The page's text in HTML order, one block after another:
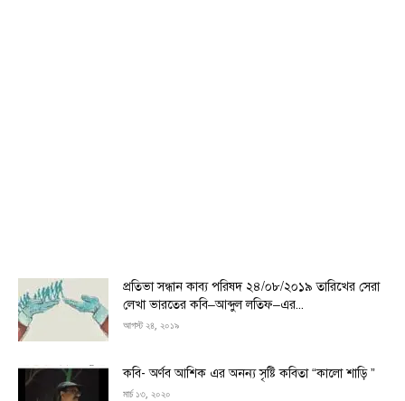
প্রতিভা সন্ধান কাব্য পরিষদ ২৪/০৮/২০১৯ তারিখের সেরা
লেখা ভারতের কবি–আব্দুল লতিফ–এর...
আগস্ট ২৪, ২০১৯
কবি- অর্ণব আশিক এর অনন্য সৃষ্টি কবিতা “কালো শাড়ি ”
মার্চ ১৩, ২০২০